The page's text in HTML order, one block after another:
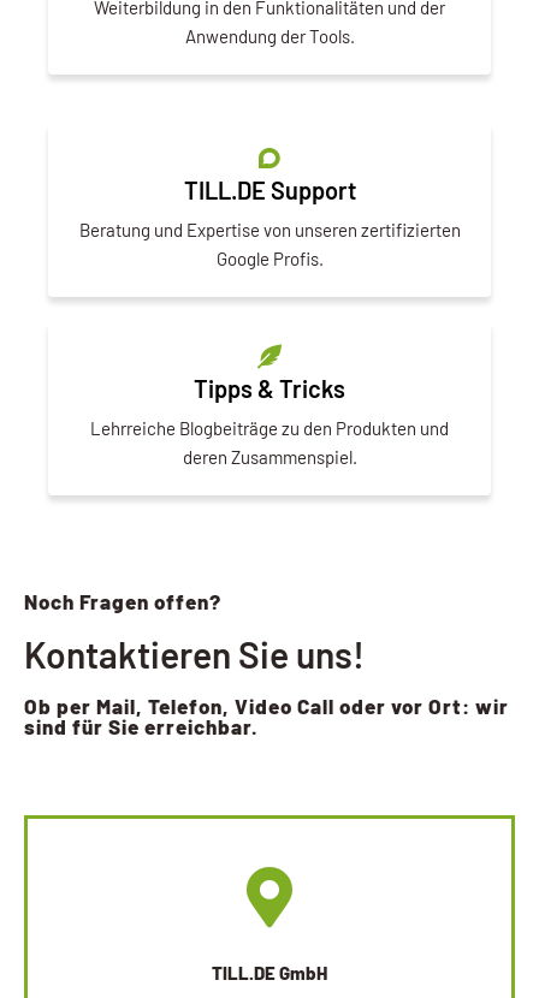
Weiterbildung in den Funktionalitäten und der
Anwendung der Tools.
TILL.DE Support
Beratung und Expertise von unseren zertifizierten
Google Profis.
Tipps & Tricks
Lehrreiche Blogbeiträge zu den Produkten und
deren Zusammenspiel.
Noch Fragen offen?
Kontaktieren Sie uns!
Ob per Mail, Telefon, Video Call oder vor Ort: wir
sind für Sie erreichbar.
TILL.DE GmbH